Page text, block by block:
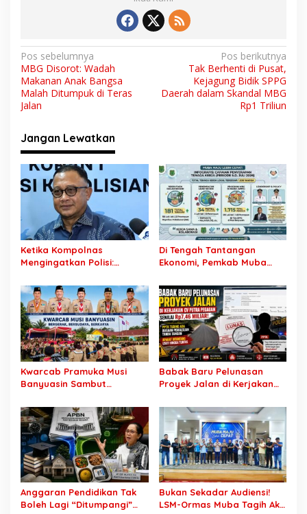
N
a
v
i
g
a
s
i
p
o
s
Pos sebelumnya
MBG Disorot: Wadah
Makanan Anak Bangsa
Malah Ditumpuk di Teras
Jalan
Pos berikutnya
Tak Berhenti di Pusat,
Kejagung Bidik SPPG
Daerah dalam Skandal MBG
Rp1 Triliun
Jangan Lewatkan
Ketika Kompolnas
Mengingatkan Polisi:
“Kegaduhan Siber” Alasan
Menjerat Warga
Di Tengah Tantangan
Ekonomi, Pemkab Muba
bagi Warga Lokal
Kwarcab Pramuka Musi
Banyuasin Sambut
Sertifikat Pramuka Garuda
Kini Buka Jalur Khusus
Rekrutmen TNI-Polri, 784
Garuda Siap Sambut
Peluang Emas
Babak Baru Pelunasan
Proyek Jalan di Kerjakan
Rp7,46 Miliar! PPTK Tuding
Ada Dugaan Pemalsuan
Tanda Tangan, Aparat
Ditantang Usut Hingga
Tuntas
Anggaran Pendidikan Tak
Boleh Lagi “Ditumpangi”
Bukan Sekadar Audiensi!
LSM-Ormas Muba Tagih Aksi